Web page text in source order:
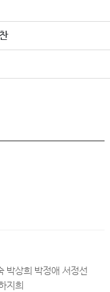
박상희 박정애 서정선
지희